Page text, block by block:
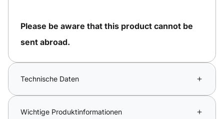
Please be aware that this product cannot be
sent abroad.
Technische Daten
Wichtige Produktinformationen